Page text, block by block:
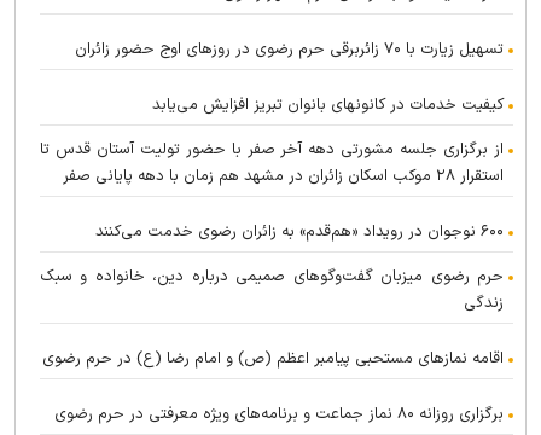
تسهیل زیارت با ۷۰ زائربرقی حرم رضوی در روز‌های اوج حضور زائران
کیفیت خدمات در کانونهای بانوان تبریز افزایش می‌یابد
از برگزاری جلسه مشورتی دهه آخر صفر با حضور تولیت آستان قدس تا
استقرار ۲۸ موکب اسکان زائران در مشهد هم زمان با دهه پایانی صفر
۶۰۰ نوجوان در رویداد «هم‌قدم» به زائران رضوی خدمت می‌کنند
حرم رضوی میزبان گفت‌و‌گو‌های صمیمی درباره دین، خانواده و سبک
زندگی
اقامه نماز‌های مستحبی پیامبر اعظم (ص) و امام رضا (ع) در حرم رضوی
برگزاری روزانه ۸۰ نماز جماعت و برنامه‌های ویژه معرفتی در حرم رضوی